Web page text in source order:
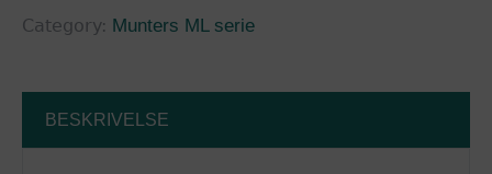
Category: Munters ML serie
BESKRIVELSE